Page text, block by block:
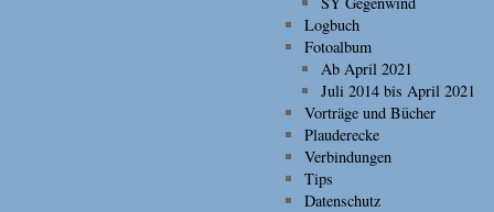
Logbuch
Fotoalbum
Ab April 2021
Juli 2014 bis April 2021
Vorträge und Bücher
Plauderecke
Verbindungen
Tips
Datenschutz